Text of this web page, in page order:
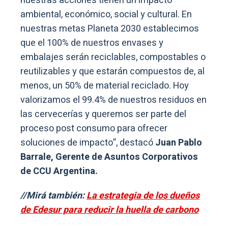
ambiental, económico, social y cultural. En
nuestras metas Planeta 2030 establecimos
que el 100% de nuestros envases y
embalajes serán reciclables, compostables o
reutilizables y que estarán compuestos de, al
menos, un 50% de material reciclado. Hoy
valorizamos el 99.4% de nuestros residuos en
las cervecerías y queremos ser parte del
proceso post consumo para ofrecer
soluciones de impacto”, destacóJuan Pablo
Barrale, Gerente de Asuntos Corporativos
de CCU Argentina.
//Mirá también:La estrategia de los dueños
de Edesur para reducir la huella de carbono